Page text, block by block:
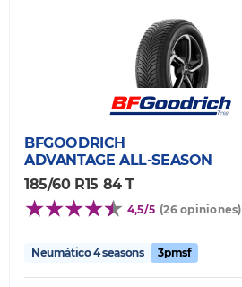
BFGOODRICH
ADVANTAGE ALL-SEASON
185/60 R15 84 T
4,5/5 (26 opiniones)
Neumático 4 seasons 3pmsf